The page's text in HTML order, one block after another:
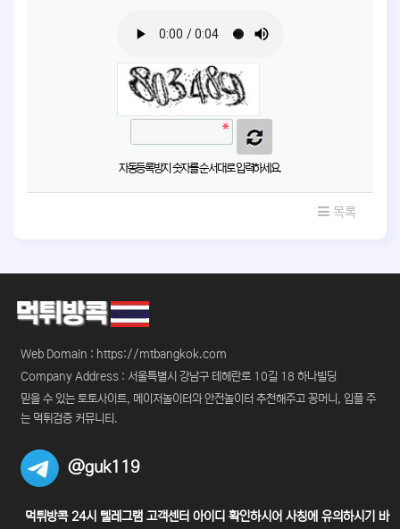
자동등록방지 숫자를 순서대로 입력하세요.
목록
Web Domain : https://mtbangkok.com
Company Address : 서울특별시 강남구 테헤란로 10길 18 하나빌딩
믿을 수 있는 토토사이트, 메이저놀이터와 안전놀이터 추천해주고 꽁머니, 입플 주
는 먹튀검증 커뮤니티.
@guk119
먹튀방콕 24시 텔레그램 고객센터 아이디 확인하시어 사칭에 유의하시기 바